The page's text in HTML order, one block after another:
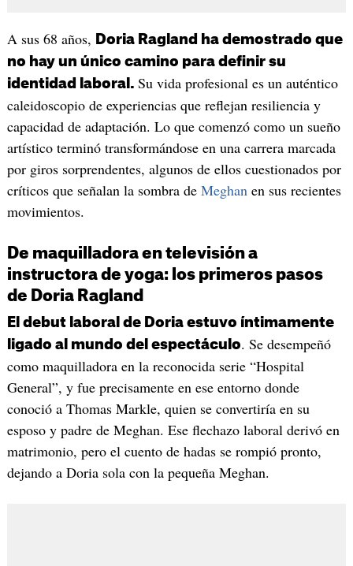
A sus 68 años, Doria Ragland ha demostrado que
no hay un único camino para definir su
identidad laboral. Su vida profesional es un auténtico
caleidoscopio de experiencias que reflejan resiliencia y
capacidad de adaptación. Lo que comenzó como un sueño
artístico terminó transformándose en una carrera marcada
por giros sorprendentes, algunos de ellos cuestionados por
críticos que señalan la sombra de Meghanen sus recientes
movimientos.
De maquilladora en televisión a
instructora de yoga: los primeros pasos
de Doria Ragland
El debut laboral de Doria estuvo íntimamente
ligado al mundo del espectáculo. Se desempeñó
como maquilladora en la reconocida serie “Hospital
General”, y fue precisamente en ese entorno donde
conoció a Thomas Markle, quien se convertiría en su
esposo y padre de Meghan. Ese flechazo laboral derivó en
matrimonio, pero el cuento de hadas se rompió pronto,
dejando a Doria sola con la pequeña Meghan.